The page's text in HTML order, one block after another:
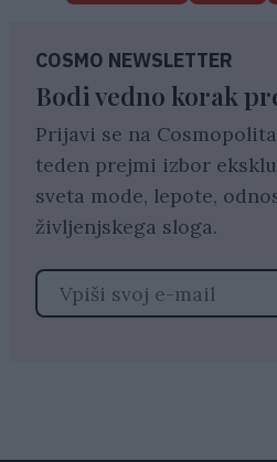
COSMO NEWSLETTER
Bodi vedno korak
Prijavi se na
teden prejmi izbor
sveta mode, lepote,
življenjskega sloga.